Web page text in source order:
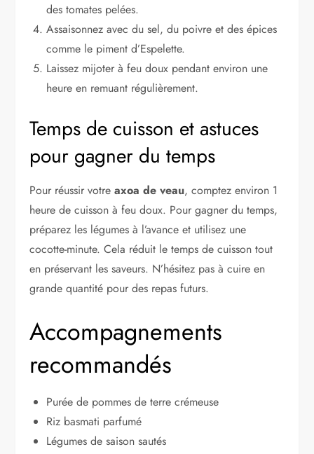
des tomates pelées.
Assaisonnez avec du sel, du poivre et des épices
comme le piment d’Espelette.
Laissez mijoter à feu doux pendant environ une
heure en remuant régulièrement.
Temps de cuisson et astuces
pour gagner du temps
Pour réussir votreaxoa de veau, comptez environ 1
heure de cuisson à feu doux. Pour gagner du temps,
préparez les légumes à l’avance et utilisez une
cocotte-minute. Cela réduit le temps de cuisson tout
en préservant les saveurs. N’hésitez pas à cuire en
grande quantité pour des repas futurs.
Accompagnements
recommandés
Purée de pommes de terre crémeuse
Riz basmati parfumé
Légumes de saison sautés